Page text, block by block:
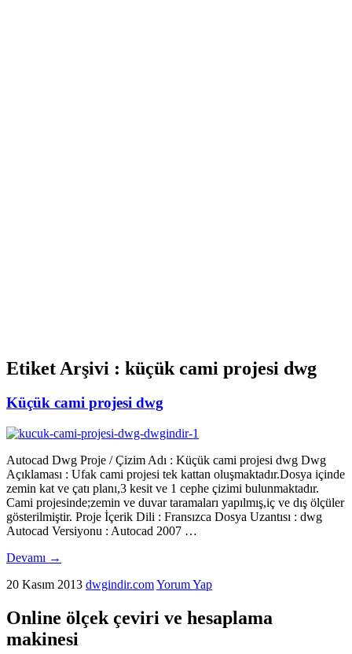
Etiket Arşivi : küçük cami projesi dwg
Küçük cami projesi dwg
Autocad Dwg Proje / Çizim Adı : Küçük cami projesi dwg Dwg
Açıklaması : Ufak cami projesi tek kattan oluşmaktadır.Dosya içinde
zemin kat ve çatı planı,3 kesit ve 1 cephe çizimi bulunmaktadır.
Cami projesinde;zemin ve duvar taramaları yapılmış,iç ve dış ölçüler
gösterilmiştir. Proje İçerik Dili : Fransızca Dosya Uzantısı : dwg
Autocad Versiyonu : Autocad 2007 …
Devamı →
20 Kasım 2013 dwgindir.comYorum Yap
Online ölçek çeviri ve hesaplama
makinesi